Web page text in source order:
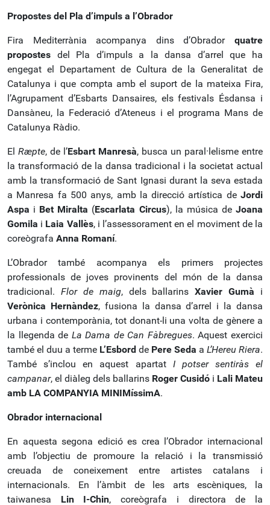
Propostes del Pla d’impuls a l’Obrador
Fira Mediterrània acompanya dins d’Obrador quatre
propostes del Pla d’impuls a la dansa d’arrel que ha
engegat el Departament de Cultura de la Generalitat de
Catalunya i que compta amb el suport de la mateixa Fira,
l’Agrupament d’Esbarts Dansaires, els festivals Ésdansa i
Dansàneu, la Federació d’Ateneus i el programa Mans de
Catalunya Ràdio.
El Rӕpte, de l’Esbart Manresà, busca un paral·lelisme entre
la transformació de la dansa tradicional i la societat actual
amb la transformació de Sant Ignasi durant la seva estada
a Manresa fa 500 anys, amb la direcció artística de Jordi
Aspa i Bet Miralta (Escarlata Circus), la música deJoana
Gomila i Laia Vallès, i l’assessorament en el moviment de la
coreògrafa Anna Romaní.
L’Obrador també acompanya els primers projectes
professionals de joves provinents del món de la dansa
tradicional. Flor de maig, dels ballarinsXavier Gumà i
Verònica Hernàndez, fusiona la dansa d’arrel i la dansa
urbana i contemporània, tot donant-li una volta de gènere a
la llegenda de La Dama de Can Fàbregues. Aquest exercici
també el duu a terme L’Esbord de Pere Seda a L’Hereu Riera.
També s’inclou en aquest apartatI potser sentiràs el
campanar, el diàleg dels ballarins Roger Cusidó i Lali Mateu
amb LA COMPANYIA MINIMíssimA.
Obrador internacional
En aquesta segona edició es crea l’Obrador internacional
amb l’objectiu de promoure la relació i la transmissió
creuada de coneixement entre artistes catalans i
internacionals. En l’àmbit de les arts escèniques, la
taiwanesa Lin I-Chin, coreògrafa i directora de la